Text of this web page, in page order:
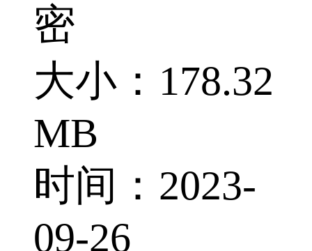
密
大小：178.32
MB
时间：2023-
09-26